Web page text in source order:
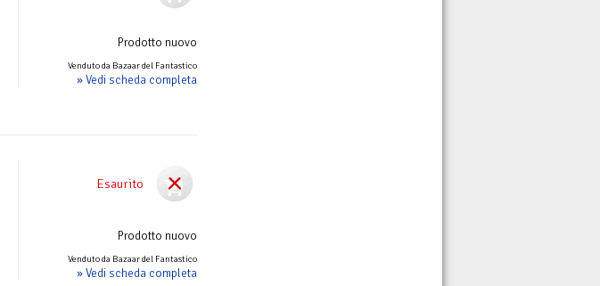
Prodotto nuovo
Venduto da Bazaar del Fantastico
» Vedi scheda completa
Esaurito
Prodotto nuovo
Venduto da Bazaar del Fantastico
» Vedi scheda completa